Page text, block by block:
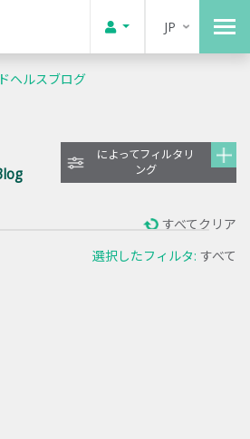
JP
ヘルスブログ
によってフィルタリ
ング
選択したフィルタ: すべて
すべてクリア